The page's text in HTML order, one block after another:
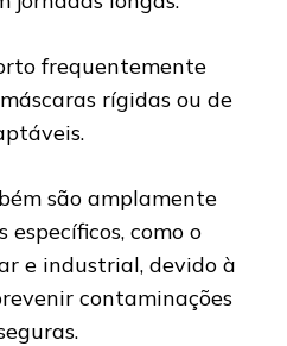
frequentemente
rígidas ou de
são amplamente
como o
e industrial, devido à
contaminações